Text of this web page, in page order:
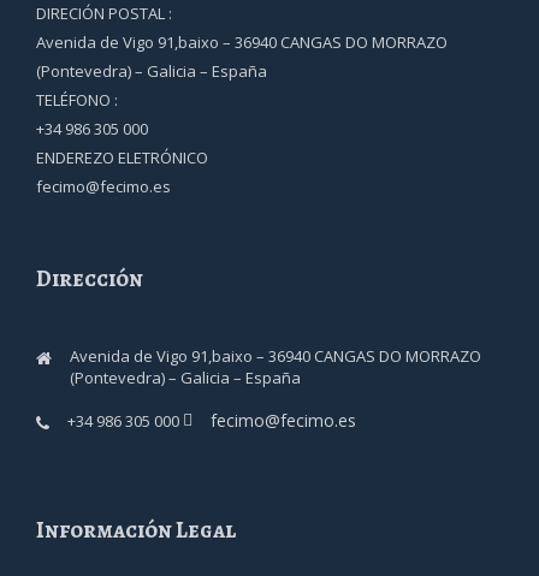
DIRECIÓN POSTAL :
Avenida de Vigo 91,baixo – 36940 CANGAS DO MORRAZO
(Pontevedra) – Galicia – España
TELÉFONO :
+34 986 305 000
ENDEREZO ELETRÓNICO
fecimo@fecimo.es
Dirección
Avenida de Vigo 91,baixo – 36940 CANGAS DO MORRAZO
(Pontevedra) – Galicia – España
+34 986 305 000
fecimo@fecimo.es
Información Legal